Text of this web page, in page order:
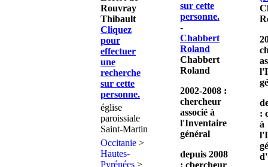
Rouvray
Thibault
Cliquez
pour
effectuer
une
recherche
sur cette
personne.
église
paroissiale
Saint-Martin
Occitanie >
Hautes-
Pyrénées >
sur cette
personne.
-
Chabbert
Roland
Chabbert
Roland
2002-2008 :
chercheur
associé à
l'Inventaire
général
depuis 2008
: cbercheur
:
à